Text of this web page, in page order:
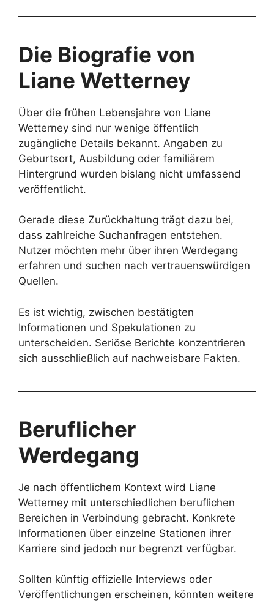
Die Biografie von
Liane Wetterney
Über die frühen Lebensjahre von Liane
Wetterney sind nur wenige öffentlich
zugängliche Details bekannt. Angaben zu
Geburtsort, Ausbildung oder familiärem
Hintergrund wurden bislang nicht umfassend
veröffentlicht.
Gerade diese Zurückhaltung trägt dazu bei,
dass zahlreiche Suchanfragen entstehen.
Nutzer möchten mehr über ihren Werdegang
erfahren und suchen nach vertrauenswürdigen
Quellen.
Es ist wichtig, zwischen bestätigten
Informationen und Spekulationen zu
unterscheiden. Seriöse Berichte konzentrieren
sich ausschließlich auf nachweisbare Fakten.
Beruflicher
Werdegang
Je nach öffentlichem Kontext wird Liane
Wetterney mit unterschiedlichen beruflichen
Bereichen in Verbindung gebracht. Konkrete
Informationen über einzelne Stationen ihrer
Karriere sind jedoch nur begrenzt verfügbar.
Sollten künftig offizielle Interviews oder
Veröffentlichungen erscheinen, könnten weitere